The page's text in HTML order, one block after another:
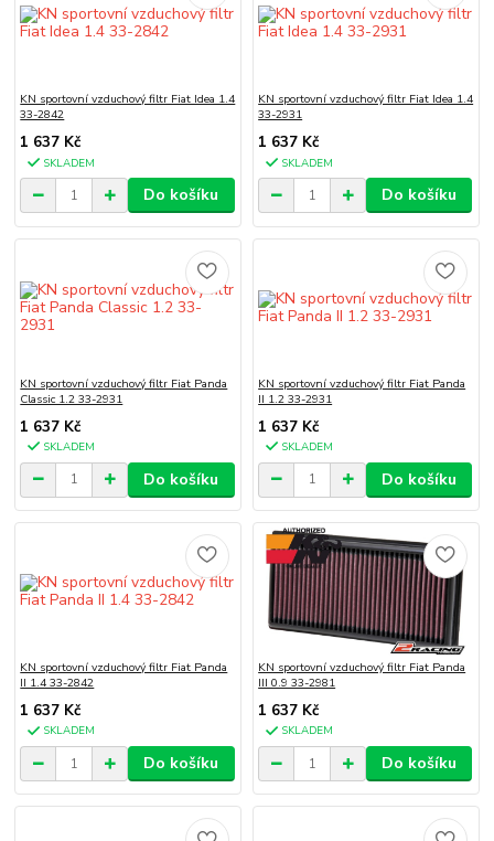
KN sportovní vzduchový filtr Fiat Idea 1.4
33-2842
1 637 Kč
SKLADEM
Do košíku
KN sportovní vzduchový filtr Fiat Idea 1.4
33-2931
1 637 Kč
SKLADEM
Do košíku
KN sportovní vzduchový filtr Fiat Panda
Classic 1.2 33-2931
1 637 Kč
SKLADEM
Do košíku
KN sportovní vzduchový filtr Fiat Panda
II 1.2 33-2931
1 637 Kč
SKLADEM
Do košíku
KN sportovní vzduchový filtr Fiat Panda
II 1.4 33-2842
1 637 Kč
SKLADEM
Do košíku
KN sportovní vzduchový filtr Fiat Panda
III 0.9 33-2981
1 637 Kč
SKLADEM
Do košíku